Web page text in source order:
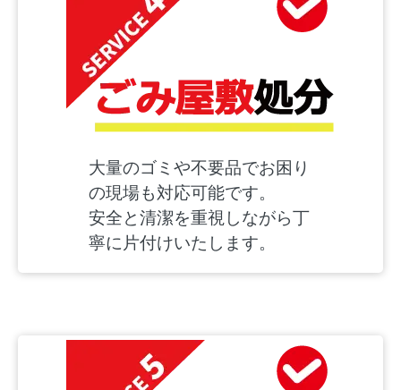
大量のゴミや不要品でお困り
の現場も対応可能です。
安全と清潔を重視しながら丁
寧に片付けいたします。